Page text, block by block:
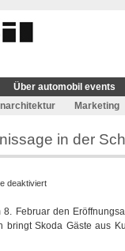
Über automobil events
Marketing
in der
deaktiviertfür
ist
Automobilpartner
Februar den
Skoda Gäste aus